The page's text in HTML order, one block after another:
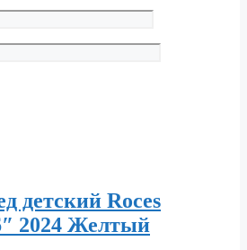
детский Roces
2024 Желтый